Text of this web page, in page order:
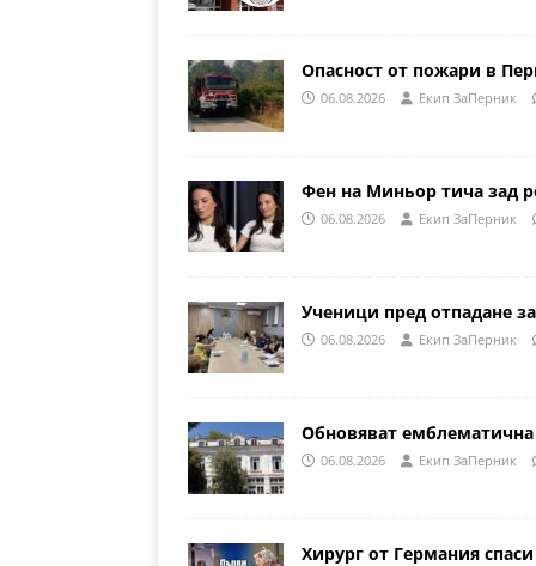
Опасност от пожари в
06.08.2026 Eкип ЗаПерник
Фен на Миньор тича зад
06.08.2026 Eкип ЗаПерник
Ученици пред отпадане
06.08.2026 Eкип ЗаПерник
Обновяват
06.08.2026 Eкип ЗаПерник
Хирург от Германия